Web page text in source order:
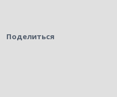
Поделиться